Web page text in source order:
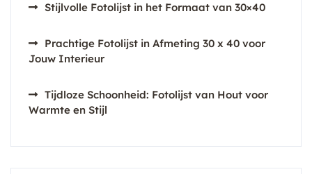
Stijlvolle Fotolijst in het Formaat van 30×40
Prachtige Fotolijst in Afmeting 30 x 40 voor
Jouw Interieur
Tijdloze Schoonheid: Fotolijst van Hout voor
Warmte en Stijl